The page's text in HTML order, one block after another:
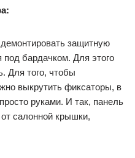
защитную
под бардачком. Для этого
Для того, чтобы
выкрутить фиксаторы, в
руками. И так, панель
салонной крышки,